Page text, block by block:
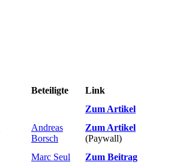
Beteiligte
Link
Zum Artikel
Andreas
Borsch
Zum Artikel
(Paywall)
Marc Seul
Zum Beitrag